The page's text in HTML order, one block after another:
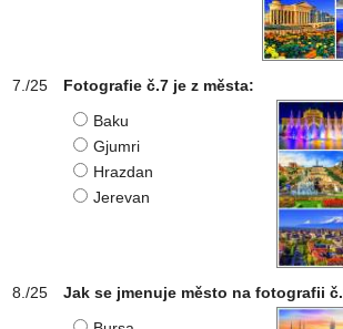
Fotografie č.7 je z města:
Baku
Gjumri
Hrazdan
Jerevan
Jak se jmenuje město na fotografii